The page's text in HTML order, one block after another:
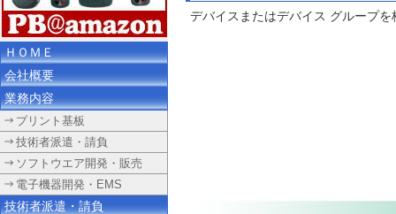
デバイスまたはデバイス グループ
ＨＯＭＥ
会社概要
業務内容
プリント基板
技術者派遣・請負
ソフトウエア開発・販売
電子機器開発・EMS
技術者派遣・請負